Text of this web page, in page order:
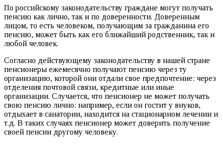
По российскому законодательству граждане могут получать
пенсию как лично, так и по доверенности. Доверенным
лицом, то есть человеком, получающим за гражданина его
пенсию, может быть как его ближайший родственник, так и
любой человек.
Согласно действующему законодательству в нашей стране
пенсионеры ежемесячно получают пенсию через ту
организацию, которой они отдали свое предпочтение: через
отделения почтовой связи, кредитные или иные
организации. Случается, что пенсионер не может получать
свою пенсию лично: например, если он гостит у внуков,
отдыхает в санатории, находится на стационарном лечении и
т.д. В таких случаях пенсионер может доверить получение
своей пенсии другому человеку.